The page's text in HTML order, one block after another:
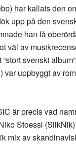
har kallats den
upp på den
han få
väl av
svenskt
var uppbyggt av
är precis vad
Stoessl
mix av